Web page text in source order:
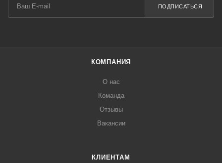
ПОДПИСАТЬСЯ
КОМПАНИЯ
О нас
Команда
Отзывы
Вакансии
КЛИЕНТАМ